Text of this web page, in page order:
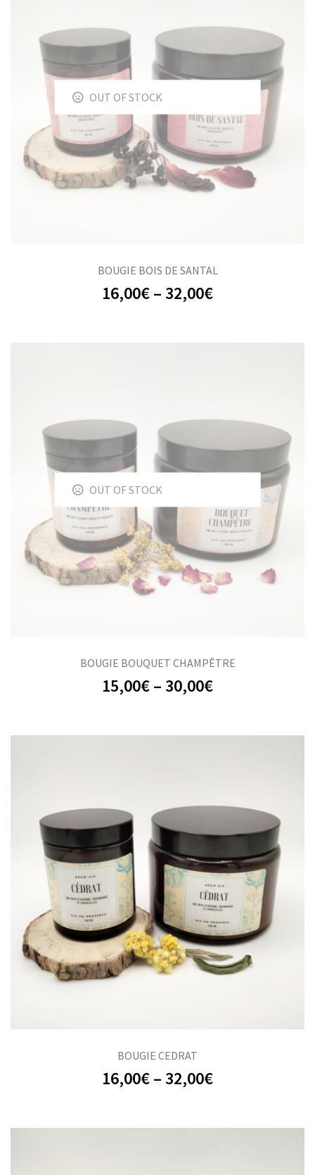
OUT OF STOCK
BOUGIE BOIS DE SANTAL
16,00€– 32,00€
OUT OF STOCK
BOUGIE BOUQUET CHAMPÊTRE
15,00€– 30,00€
BOUGIE CEDRAT
16,00€– 32,00€